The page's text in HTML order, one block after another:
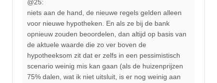
@25:
niets aan de hand, de nieuwe regels gelden alleen
voor nieuwe hypotheken. En als ze bij de bank
opnieuw zouden beoordelen, dan altijd op basis van
de aktuele waarde die zo ver boven de
hypotheeksom zit dat er zelfs in een pessimistisch
scenario weinig mis kan gaan (als de huizenprijzen
75% dalen, wat ik niet uitsluit, is er nog weinig aan